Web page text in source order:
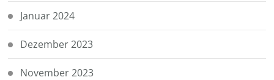
Januar 2024
Dezember 2023
November 2023